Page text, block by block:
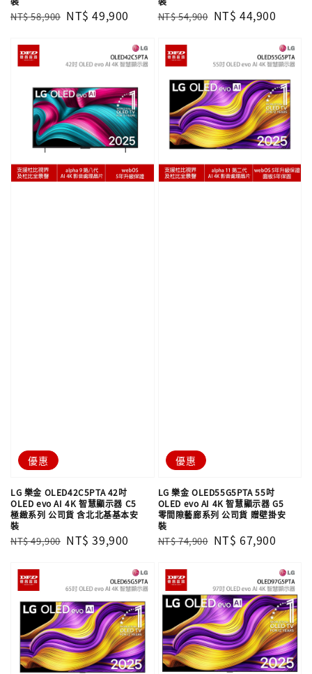
Regular
NT$ 58,900 Sale
NT$ 49,900
Regular
NT$ 54,900 Sale
NT$ 44,900
優惠
LG 樂金 OLED42C5PTA 42吋
OLED evo AI 4K 智慧顯示器 C5
極緻系列 公司貨 含北北基基本安
裝
Regular
NT$ 49,900 Sale
NT$ 39,900
優惠
LG 樂金 OLED55G5PTA 55吋
OLED evo AI 4K 智慧顯示器 G5
零間隙藝廊系列 公司貨 贈壁掛安
裝
Regular
NT$ 74,900 Sale
NT$ 67,900